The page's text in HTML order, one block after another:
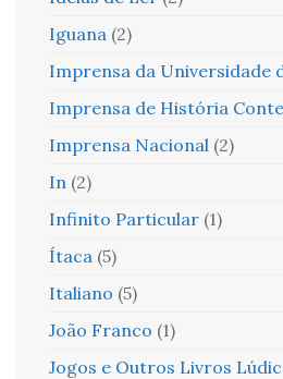
Iguana (2)
Imprensa da Universidade
Imprensa de História
Imprensa Nacional (2)
In (2)
Infinito Particular (1)
Ítaca (5)
Italiano (5)
João Franco (1)
Jogos e Outros Livros